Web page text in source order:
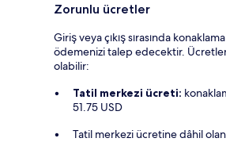
Zorunlu ücretler
Giriş veya çıkış sırasında
ödemenizi talep edecektir.
olabilir:
Tatil merkezi ücreti:
51.75 USD
Tatil merkezi ücretine dâhil